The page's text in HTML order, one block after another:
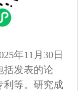
年11月30日
括发表的论
利等。研究成